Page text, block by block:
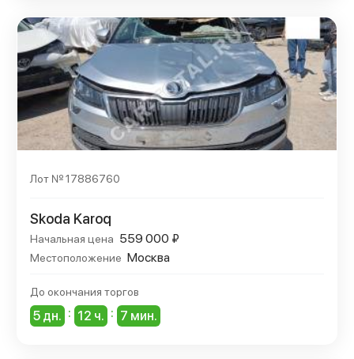
Лот № 17886760
Skoda Karoq
Начальная цена 559 000 ₽
Местоположение Москва
До окончания торгов
5 дн. : 12 ч. : 7 мин.